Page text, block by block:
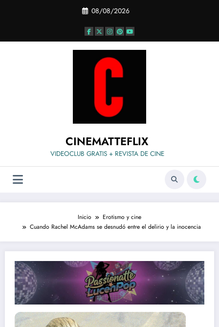
08/08/2026
CINEMATTEFLIX
VIDEOCLUB GRATIS + REVISTA DE CINE
Inicio
Erotismo y cine
Cuando Rachel McAdams se desnudó entre el delirio y la inocencia